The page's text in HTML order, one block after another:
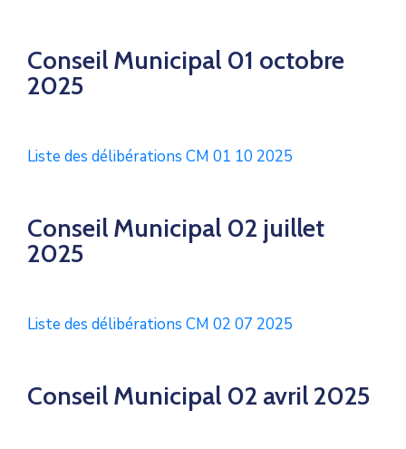
Conseil Municipal 01 octobre
2025
Liste des délibérations CM 01 10 2025
Conseil Municipal 02 juillet
2025
Liste des délibérations CM 02 07 2025
Conseil Municipal 02 avril 2025